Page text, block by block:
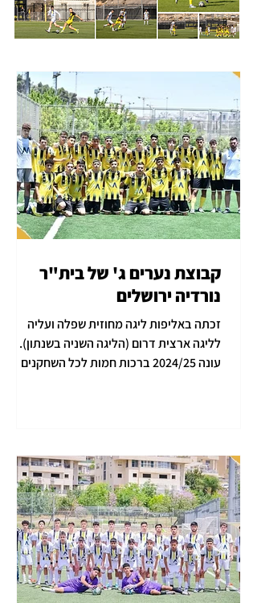
קבוצת נערים ג' של בית"ר
נורדיה ירושלים
זכתה באליפות ליגה מחוזית שפלה ועליה
לליגה ארצית דרום (הליגה השניה בשנתון).
עונה 2024/25 ברכות חמות לכל השחקנים